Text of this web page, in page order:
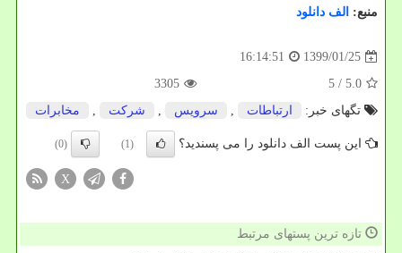
منبع: الف دانلود
1399/01/25
16:14:51
5.0
/ 5
3305
تگهای خبر:
ارتباطات , سرویس , شركت , مخابرات
این پست الف دانلود را می پسندید؟ (1)
(0)
X
تازه ترین پستهای مرتبط